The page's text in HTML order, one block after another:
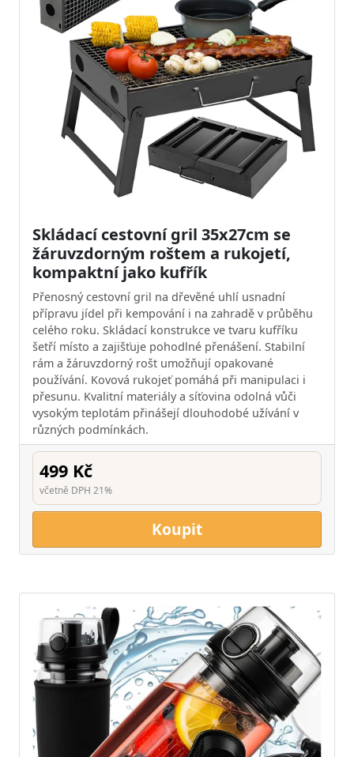
Skládací cestovní gril 35x27cm se
žáruvzdorným roštem a rukojetí,
kompaktní jako kufřík
Přenosný cestovní gril na dřevěné uhlí usnadní
přípravu jídel při kempování i na zahradě v průběhu
celého roku. Skládací konstrukce ve tvaru kufříku
šetří místo a zajišťuje pohodlné přenášení. Stabilní
rám a žáruvzdorný rošt umožňují opakované
používání. Kovová rukojeť pomáhá při manipulaci i
přesunu. Kvalitní materiály a síťovina odolná vůči
vysokým teplotám přinášejí dlouhodobé užívání v
různých podmínkách.
499 Kč
včetně DPH 21%
Koupit